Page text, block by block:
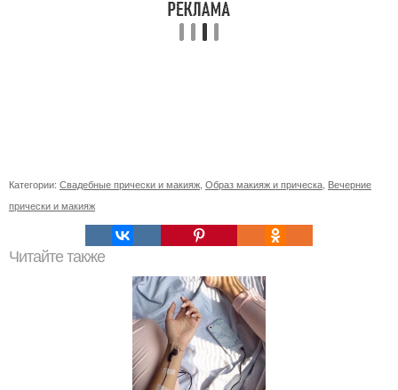
Категории: Свадебные прически и макияж Образ макияж и прическа Вечерние
прически и макияж
Читайте также